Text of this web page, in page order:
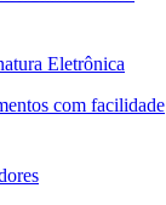
Eletrônica
com facilidade